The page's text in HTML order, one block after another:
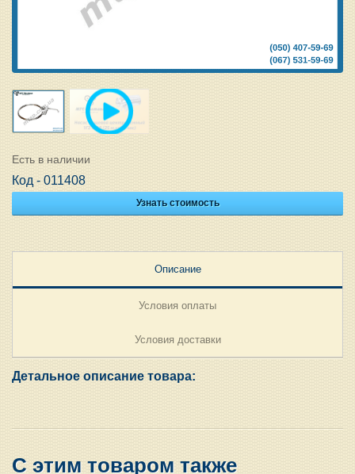
Есть в наличии
Код - 011408
Узнать стоимость
Описание
Условия оплаты
Условия доставки
Детальное описание товара:
С этим товаром также